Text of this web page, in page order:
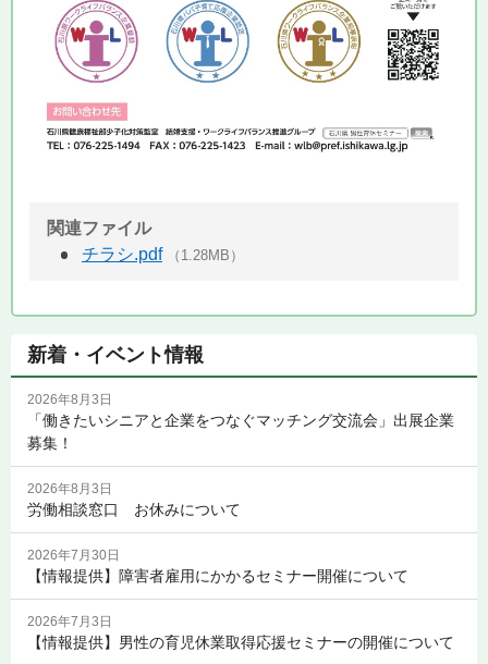
関連ファイル
チラシ.pdf
（1.28MB）
新着・イベント情報
2026年8月3日
「働きたいシニアと企業をつなぐマッチング交流会」出展企業
募集！
2026年8月3日
労働相談窓口 お休みについて
2026年7月30日
【情報提供】障害者雇用にかかるセミナー開催について
2026年7月3日
【情報提供】男性の育児休業取得応援セミナーの開催について